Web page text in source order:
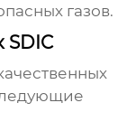
газов.
SDIC